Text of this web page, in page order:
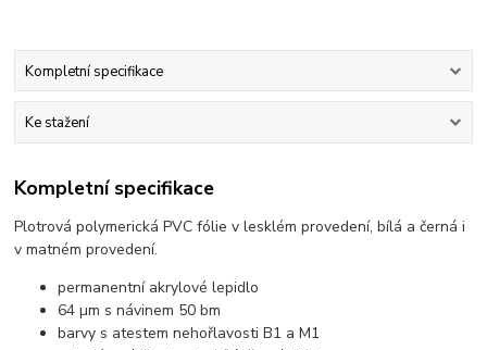
Kompletní specifikace
Ke stažení
Kompletní specifikace
Plotrová polymerická PVC fólie v lesklém provedení, bílá a černá i
v matném provedení.
permanentní akrylové lepidlo
64 µm s návinem 50 bm
barvy s atestem nehořlavosti B1 a M1